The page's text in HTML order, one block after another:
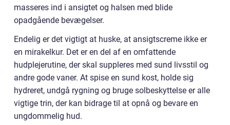
masseres ind i ansigtet og halsen med blide
opadgående bevægelser.
Endelig er det vigtigt at huske, at ansigtscreme ikke er
en mirakelkur. Det er en del af en omfattende
hudplejerutine, der skal suppleres med sund livsstil og
andre gode vaner. At spise en sund kost, holde sig
hydreret, undgå rygning og bruge solbeskyttelse er alle
vigtige trin, der kan bidrage til at opnå og bevare en
ungdommelig hud.